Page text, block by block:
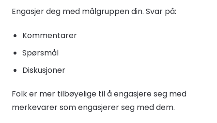
Engasjer deg med målgruppen din. Svar på:
Kommentarer
Spørsmål
Diskusjoner
Folk er mer tilbøyelige til å engasjere seg med
merkevarer som engasjerer seg med dem.